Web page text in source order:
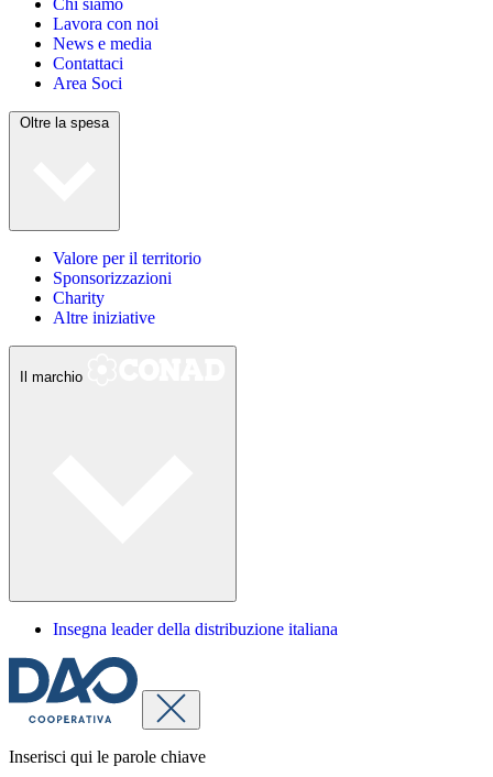
Chi siamo
Lavora con noi
News e media
Contattaci
Area Soci
Oltre la spesa
Valore per il territorio
Sponsorizzazioni
Charity
Altre iniziative
Il marchio
Insegna leader della distribuzione italiana
Inserisci qui le parole chiave